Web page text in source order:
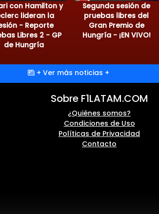
con Hamilton y
lideran la
- Reporte
Libres 2 - GP
de Hungría
Segunda sesión de
pruebas libres del
Gran Premio de
Hungría - ¡EN VIVO!
+ Ver más noticias +
Sobre F1LATAM.COM
¿Quiénes somos?
Condiciones de Uso
Políticas de Privacidad
Contacto